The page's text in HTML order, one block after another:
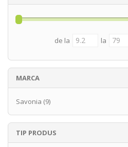
de la la
MARCA
Savonia (9)
TIP PRODUS